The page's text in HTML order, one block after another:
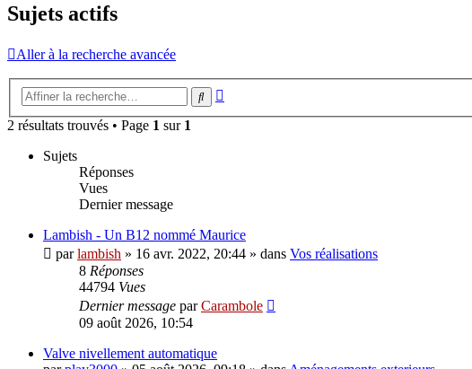
Sujets actifs
Aller à la recherche avancée
Rechercher
2 résultats trouvés • Page 1 sur 1
Sujets
Réponses
Vues
Dernier message
Lambish - Un B12 nommé Maurice
parlambish » 16 avr. 2022, 20:44 » dans Vos réalisations
8 Réponses
44794 Vues
Dernier message parCarambole
09 août 2026, 10:54
Valve nivellement automatique